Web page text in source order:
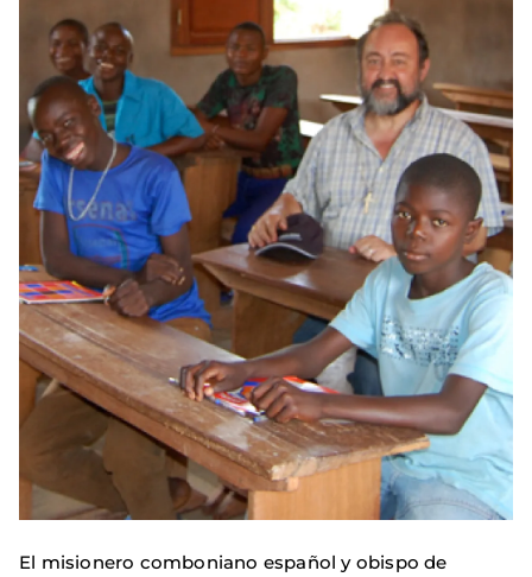
El misionero comboniano español y obispo de